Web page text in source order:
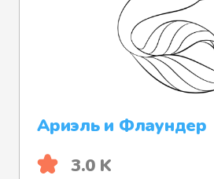
Ариэль и Флаундер
3.0 K